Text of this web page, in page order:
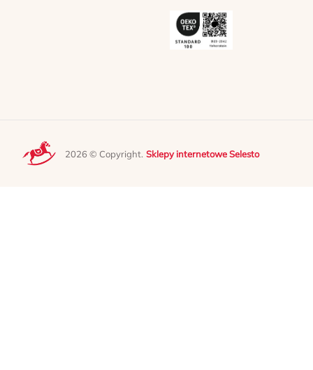
2026 © Copyright. Sklepy internetowe Selesto